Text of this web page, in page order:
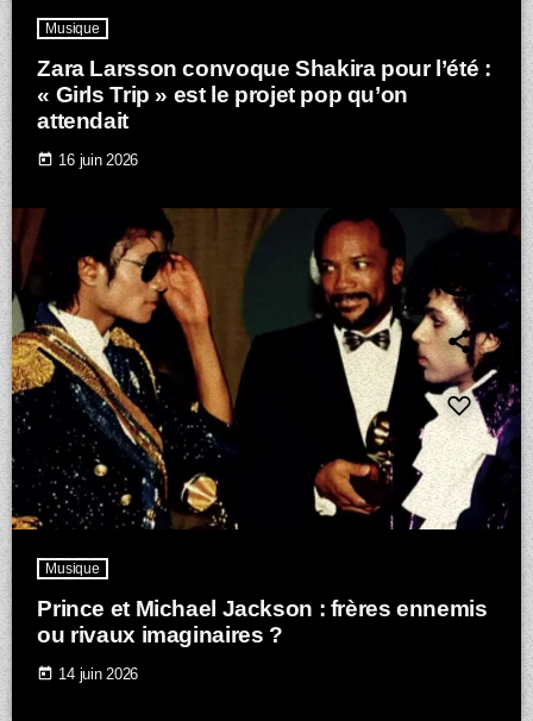
Musique
Zara Larsson convoque Shakira pour l’été :
« Girls Trip » est le projet pop qu’on
attendait
today 16 juin 2026
Musique
Prince et Michael Jackson : frères ennemis
ou rivaux imaginaires ?
today 14 juin 2026